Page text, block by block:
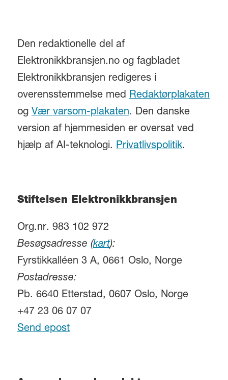
Den redaktionelle del af
Elektronikkbransjen.no og fagbladet
Elektronikkbransjen redigeres i
overensstemmelse med Redaktørplakaten
og Vær varsom-plakaten. Den danske
version af hjemmesiden er oversat ved
hjælp af AI-teknologi. Privatlivspolitik.
Stiftelsen Elektronikkbransjen
Org.nr. 983 102 972
Besøgsadresse (kart):
Fyrstikkalléen 3 A, 0661 Oslo, Norge
Postadresse:
Pb. 6640 Etterstad, 0607 Oslo, Norge
+47 23 06 07 07
Send epost